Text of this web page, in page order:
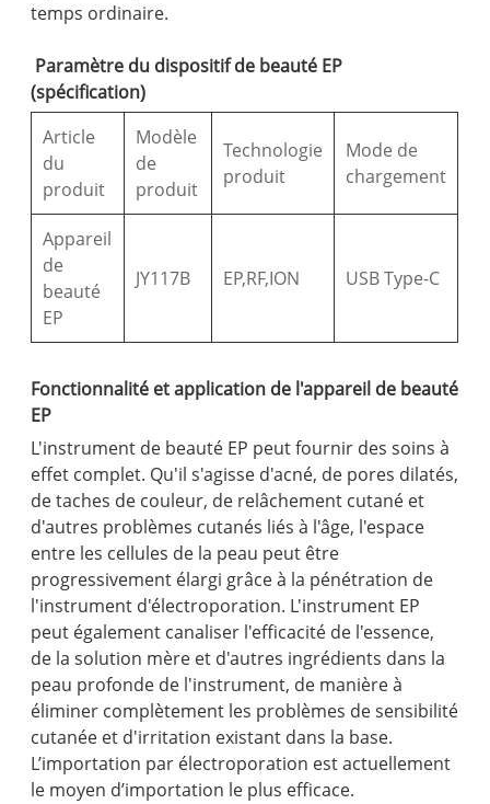
temps ordinaire.
Paramètre du dispositif de beauté EP
(spécification)
Article
du
produit
Modèle
de
produit
Technologie
produit
Mode de
chargement
Appareil
de
beauté
EP
JY117B EP,RF,ION USB Type-C
Fonctionnalité et application de l'appareil de beauté
EP
L'instrument de beauté EP peut fournir des soins à
effet complet. Qu'il s'agisse d'acné, de pores dilatés,
de taches de couleur, de relâchement cutané et
d'autres problèmes cutanés liés à l'âge, l'espace
entre les cellules de la peau peut être
progressivement élargi grâce à la pénétration de
l'instrument d'électroporation. L'instrument EP
peut également canaliser l'efficacité de l'essence,
de la solution mère et d'autres ingrédients dans la
peau profonde de l'instrument, de manière à
éliminer complètement les problèmes de sensibilité
cutanée et d'irritation existant dans la base.
L’importation par électroporation est actuellement
le moyen d’importation le plus efficace.